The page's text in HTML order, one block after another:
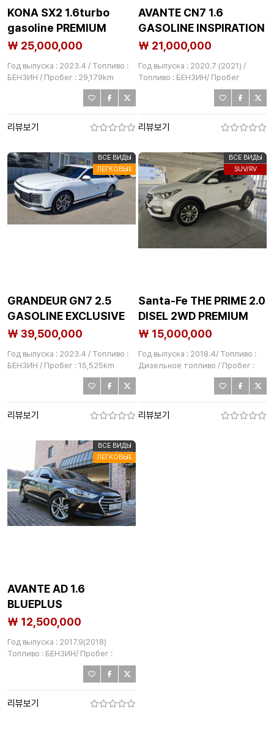
KONA SX2 1.6turbo
gasoline PREMIUM
₩ 25,000,000
Год выпуска : 2023.4 / Топливо :
БЕНЗИН / Пробег : 29,179km
리뷰보기
AVANTE CN7 1.6
GASOLINE INSPIRATION
2020.7
₩ 21,000,000
Год выпуска : 2020.7 (2021) /
Топливо : БЕНЗИН/ Пробег
리뷰보기
ВСЕ ВИДЫ
ЛЕГКОВЫЕ
GRANDEUR GN7 2.5
GASOLINE EXCLUSIVE
₩ 39,500,000
Год выпуска : 2023.4 / Топливо :
БЕНЗИН / Пробег : 15,525km
리뷰보기
ВСЕ ВИДЫ
SUV/RV
Santa-Fe THE PRIME 2.0
DISEL 2WD PREMIUM
₩ 15,000,000
Год выпуска : 2018.4/ Топливо :
Дизельное топливо / Пробег :
리뷰보기
ВСЕ ВИДЫ
ЛЕГКОВЫЕ
AVANTE AD 1.6
BLUEPLUS
₩ 12,500,000
Год выпуска : 2017.9(2018)
Топливо : БЕНЗИН/ Пробег :
리뷰보기